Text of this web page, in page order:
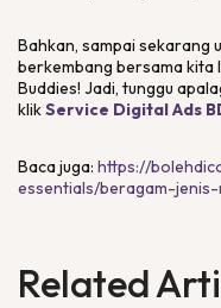
Bahkan, sampai sekarang
berkembang bersama kita
Buddies! Jadi, tunggu
klikService Digital Ads
Baca juga: https://
essentials/beragam-
Related